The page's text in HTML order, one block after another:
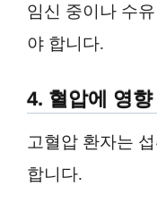
임신 중이나 수
야 합니다.
4. 혈압에 영향
고혈압 환자는
합니다.